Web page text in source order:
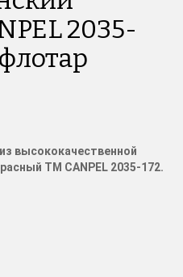
2035-
высококачественной
TM CANPEL 2035-172.